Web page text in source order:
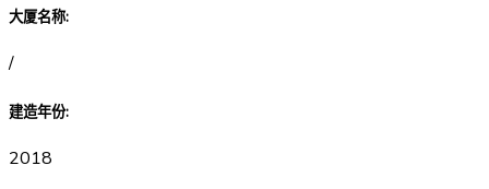
大厦名称:
/
建造年份:
2018